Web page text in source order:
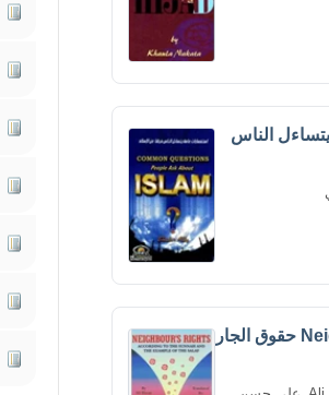
الناس
Neighbours Rights حقوق الجار